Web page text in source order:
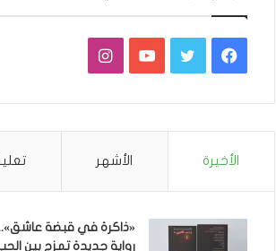
فيسبوكتويتر يوتيوبانستقرام
الأخيرة الأشهر
«ذاكرة في قبضة عاشق»..
رواية جديدة تمزج بين